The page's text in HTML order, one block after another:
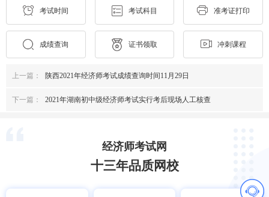
考试时间 考试科目 准考证打印
成绩查询 证书领取 冲刺课程
上一篇： 陕西2021年经济师考试成绩查询时间11月29日
下一篇： 2021年湖南初中级经济师考试实行考后现场人工核查
经济师考试网
十三年品质网校